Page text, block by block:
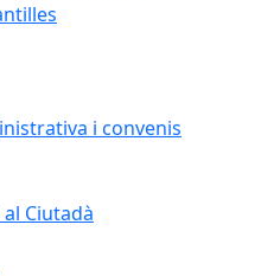
i convenis
Ciutadà